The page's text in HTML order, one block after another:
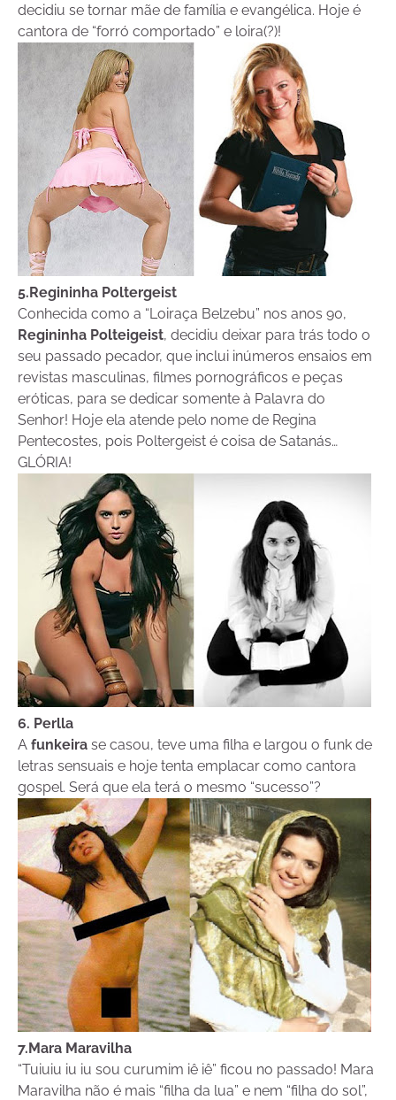
decidiu se tornar mãe de família e evangélica. Hoje é
cantora de “forró comportado” e loira(?)!
5.Regininha Poltergeist
Conhecida como a “Loiraça Belzebu” nos anos 90,
Regininha Polteigeist, decidiu deixar para trás todo o
seu passado pecador, que inclui inúmeros ensaios em
revistas masculinas, filmes pornográficos e peças
eróticas, para se dedicar somente à Palavra do
Senhor! Hoje ela atende pelo nome de Regina
Pentecostes, pois Poltergeist é coisa de Satanás…
GLÓRIA!
6. Perlla
A funkeira se casou, teve uma filha e largou o funk de
letras sensuais e hoje tenta emplacar como cantora
gospel. Será que ela terá o mesmo “sucesso”?
7.Mara Maravilha
“Tuiuiu iu iu sou curumim iê iê” ficou no passado! Mara
Maravilha não é mais “filha da lua” e nem “filha do sol”,